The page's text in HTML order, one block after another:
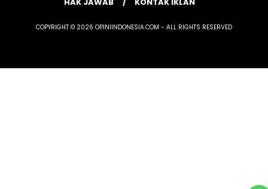
HAK JAWAB
KONTAK IKLAN
COPYRIGHT © 2026 OPINIINDONESIA.COM - ALL RIGHTS RESERVED